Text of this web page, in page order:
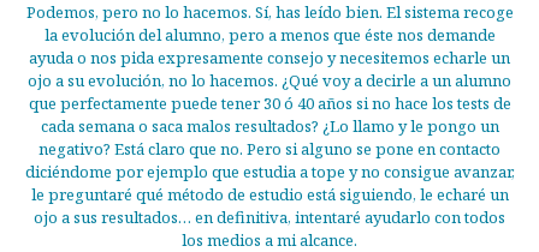
Podemos, pero no lo hacemos. Sí, has leído bien. El sistema recoge
la evolución del alumno, pero a menos que éste nos demande
ayuda o nos pida expresamente consejo y necesitemos echarle un
ojo a su evolución, no lo hacemos. ¿Qué voy a decirle a un alumno
que perfectamente puede tener 30 ó 40 años si no hace los tests de
cada semana o saca malos resultados? ¿Lo llamo y le pongo un
negativo? Está claro que no. Pero si alguno se pone en contacto
diciéndome por ejemplo que estudia a tope y no consigue avanzar,
le preguntaré qué método de estudio está siguiendo, le echaré un
ojo a sus resultados… en definitiva, intentaré ayudarlo con todos
los medios a mi alcance.